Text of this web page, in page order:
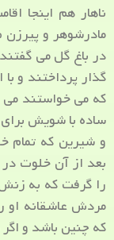
ناهار هم اینجا
مادرشوهر و
در باغ گل می
گذار پرداختند و
که می خواستند
ساده با شویش
و شیرین که تمام
بعد از آن خلوت در
را گرفت که به
مردش عاشقانه او
که چنین باشد و